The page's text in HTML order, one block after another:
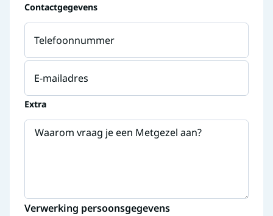
Contactgegevens
Telefoonnummer
E-mailadres
Extra
Waarom vraag je een Metgezel aan?
Verwerking persoonsgegevens